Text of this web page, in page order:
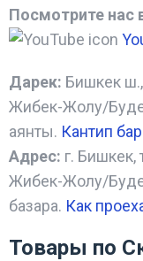
Посмотрите нас
Дарек: Бишкек
Жибек-Жолу/
аянты. Кантип
Адрес: г. Бишкек,
Жибек-Жолу/
базара. Как
Товары по